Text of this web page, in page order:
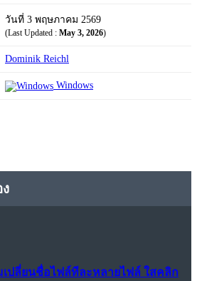
วันที่ 3 พฤษภาคม 2569
(Last Updated : May 3, 2026)
Dominik Reichl
Windows
เปลี่ยนชื่อไฟล์ทีละหลายไฟล์ ใสคลิก